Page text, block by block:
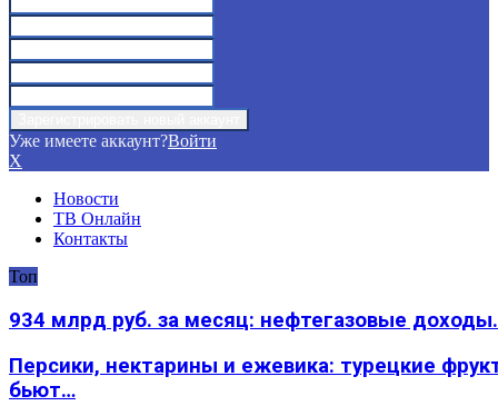
Уже имеете аккаунт?Войти
X
Новости
ТВ Онлайн
Контакты
Топ
934 млрд руб. за месяц: нефтегазовые
Персики, нектарины и ежевика: турецкие
бьют…